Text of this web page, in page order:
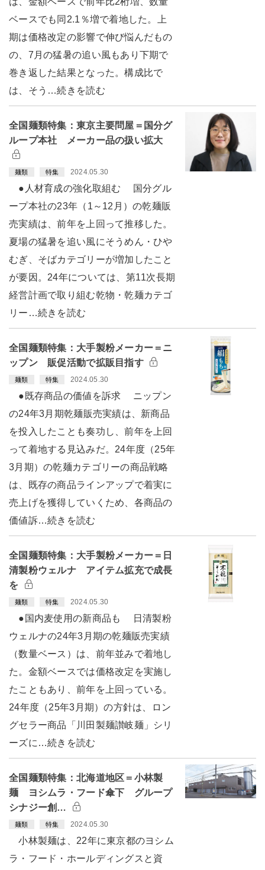
ベースでも同2.1％増で着地した。上
期は価格改定の影響で伸び悩んだもの
の、7月の猛暑の追い風もあり下期で
巻き返した結果となった。構成比で
は、そう…続きを読む
全国麺類特集：東京主要問屋＝国分グ
ループ本社 メーカー品の扱い拡大
麺類 特集 2024.05.30
●人材育成の強化取組む 国分グル
ープ本社の23年（1～12月）の乾麺販
売実績は、前年を上回って推移した。
夏場の猛暑を追い風にそうめん・ひや
むぎ、そばカテゴリーが増加したこと
が要因。24年については、第11次長期
経営計画で取り組む乾物・乾麺カテゴ
リー…続きを読む
全国麺類特集：大手製粉メーカー＝ニ
ップン 販促活動で拡販目指す
麺類 特集 2024.05.30
●既存商品の価値を訴求 ニップン
の24年3月期乾麺販売実績は、新商品
を投入したことも奏功し、前年を上回
って着地する見込みだ。24年度（25年
3月期）の乾麺カテゴリーの商品戦略
は、既存の商品ラインアップで着実に
売上げを獲得していくため、各商品の
価値訴…続きを読む
全国麺類特集：大手製粉メーカー＝日
清製粉ウェルナ アイテム拡充で成長
を
麺類 特集 2024.05.30
●国内麦使用の新商品も 日清製粉
ウェルナの24年3月期の乾麺販売実績
（数量ベース）は、前年並みで着地し
た。金額ベースでは価格改定を実施し
たこともあり、前年を上回っている。
24年度（25年3月期）の方針は、ロン
グセラー商品「川田製麺讃岐麺」シリ
ーズに…続きを読む
全国麺類特集：北海道地区＝小林製
麺 ヨシムラ・フード傘下 グループ
シナジー創…
麺類 特集 2024.05.30
小林製麺は、22年に東京都のヨシム
ラ・フード・ホールディングスと資